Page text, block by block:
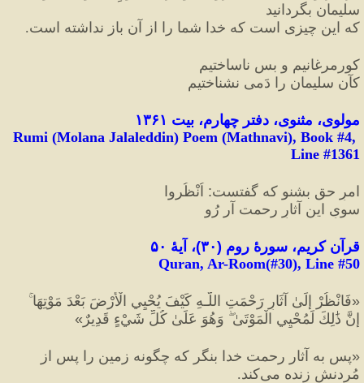
سلیمان بگردانید
که این چیزی است که خدا شما را از آن باز نداشته‌ است.
کورمرغانیم و بس ناساختیم
کآن سلیمان را دَمی نشناختیم‏
مولوی، مثنوی، دفتر چهارم، بیت ۱۳۶۱
Rumi (Molana Jalaleddin) Poem (Mathnavi), Book #4,
Line #1361
امرِ حق بشنو که گفتست: اُنْظُروا
سویِ این آثارِ رحمت آر رُو
قرآن کریم، سورهٔ روم (۳۰)، آیهٔ ۵۰
Quran, Ar-Room(#30), Line #50
«فَانْظُرْ إِلَىٰ آثَارِ رَحْمَتِ اللَّـهِ كَيْفَ يُحْيِي الْأَرْضَ بَعْدَ مَوْتِهَا ۚ
إِنَّ ذَٰلِكَ لَمُحْيِي الْمَوْتَىٰ ۖ وَهُوَ عَلَىٰ كُلِّ شَيْءٍ قَدِيرٌ »
«
مُردنش زنده مى‌كند.